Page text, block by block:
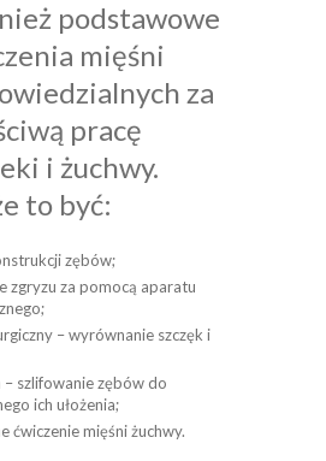
podstawowe
mięśni
za
pracę
i żuchwy.
to być:
zębów;
zgryzu za pomocą aparatu
– wyrównanie szczęk i
– szlifowanie zębów do
ich ułożenia;
ćwiczenie mięśni żuchwy.